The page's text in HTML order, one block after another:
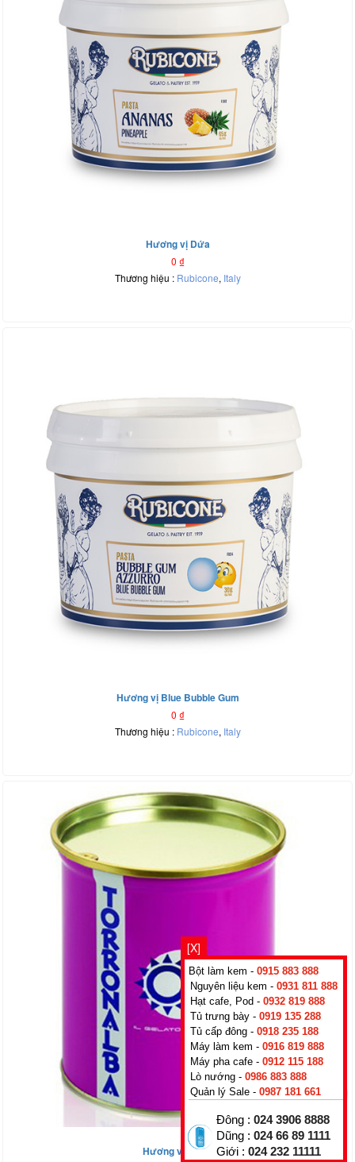
Hương vị Dứa
0 ₫
Thương hiệu : Rubicone, Italy
Hương vị Blue Bubble Gum
0 ₫
Thương hiệu : Rubicone, Italy
Hương vị Apple
[X]
Bột làm kem - 0915 883 888
Nguyên liệu kem - 0931 811 888
Hạt cafe, Pod - 0932 819 888
Tủ trưng bày - 0919 135 288
Tủ cấp đông - 0918 235 188
Máy làm kem - 0916 819 888
Máy pha cafe - 0912 115 188
Lò nướng - 0986 883 888
Quản lý Sale - 0987 181 661
Đông : 024 3906 8888
Dũng : 024 66 89 1111
Giới : 024 232 11111